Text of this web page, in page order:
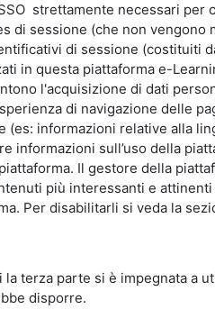
strettamente necessari per
di sessione (che non
di sessione (costituiti
in questa piattaforma e-
l'acquisizione di dati
di navigazione delle
(es: informazioni relative alla
informazioni sull’uso della
Il gestore della
più interessanti e
Per disabilitarli si veda la
terza parte si è impegnata
disporre.